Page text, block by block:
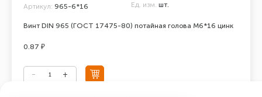
Винт DIN 965 (ГОСТ 17475-80) потайная голова М6*16 цинк
Артикул: 965-6*16 Ед. изм. шт.
0.87 ₽